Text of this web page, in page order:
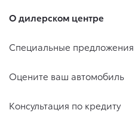
О дилерском центре
Специальные предложения
Оцените ваш автомобиль
Консультация по кредиту